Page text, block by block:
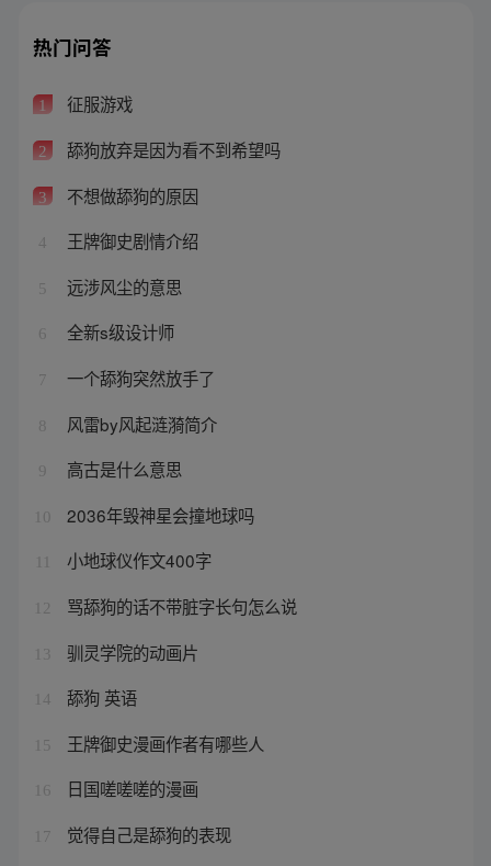
热门问答
1 征服游戏
2 舔狗放弃是因为看不到希望吗
3 不想做舔狗的原因
4 王牌御史剧情介绍
5 远涉风尘的意思
6 全新s级设计师
7 一个舔狗突然放手了
8 风雷by风起涟漪简介
9 高古是什么意思
10 2036年毁神星会撞地球吗
小地球仪作文400字
12 骂舔狗的话不带脏字长句怎么说
13 驯灵学院的动画片
14 舔狗 英语
15 王牌御史漫画作者有哪些人
16 日国嗟嗟嗟的漫画
17 觉得自己是舔狗的表现